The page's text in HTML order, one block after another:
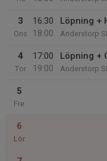
3
Ons
16:30
18:00
Löpning +
Anderstorp
4
Tor
17:00
19:00
Löpning +
Anderstorp
5
Fre
6
Lör